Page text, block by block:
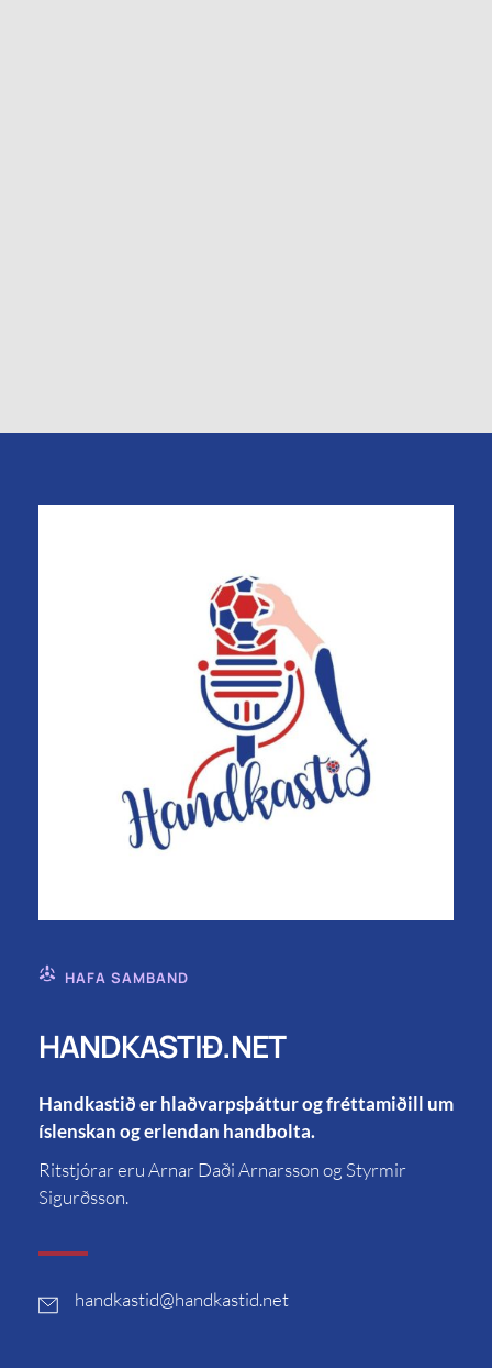
HAFA SAMBAND
HANDKASTIÐ.NET
Handkastið er hlaðvarpsþáttur og fréttamiðill um
íslenskan og erlendan handbolta.
Ritstjórar eru Arnar Daði Arnarsson og Styrmir
Sigurðsson.
handkastid@handkastid.net